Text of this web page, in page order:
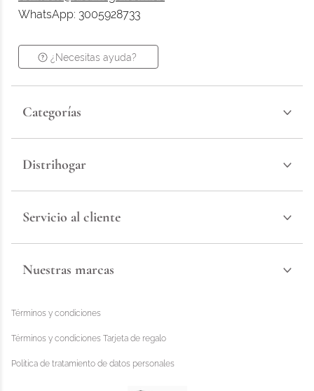
WhatsApp: 3005928733
¿Necesitas ayuda?
Categorías
Distrihogar
Servicio al cliente
Nuestras marcas
Términos y condiciones
Términos y condiciones Tarjeta de regalo
Política de tratamiento de datos personales